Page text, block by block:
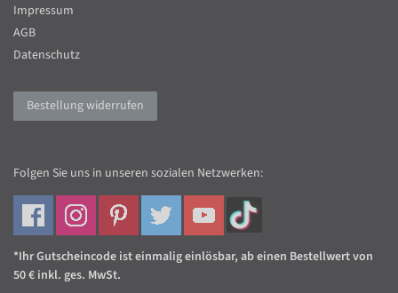
Impressum
AGB
Datenschutz
Bestellung widerrufen
Folgen Sie uns in unseren sozialen Netzwerken:
*Ihr Gutscheincode ist einmalig einlösbar, ab einen Bestellwert von
50 € inkl. ges. MwSt.